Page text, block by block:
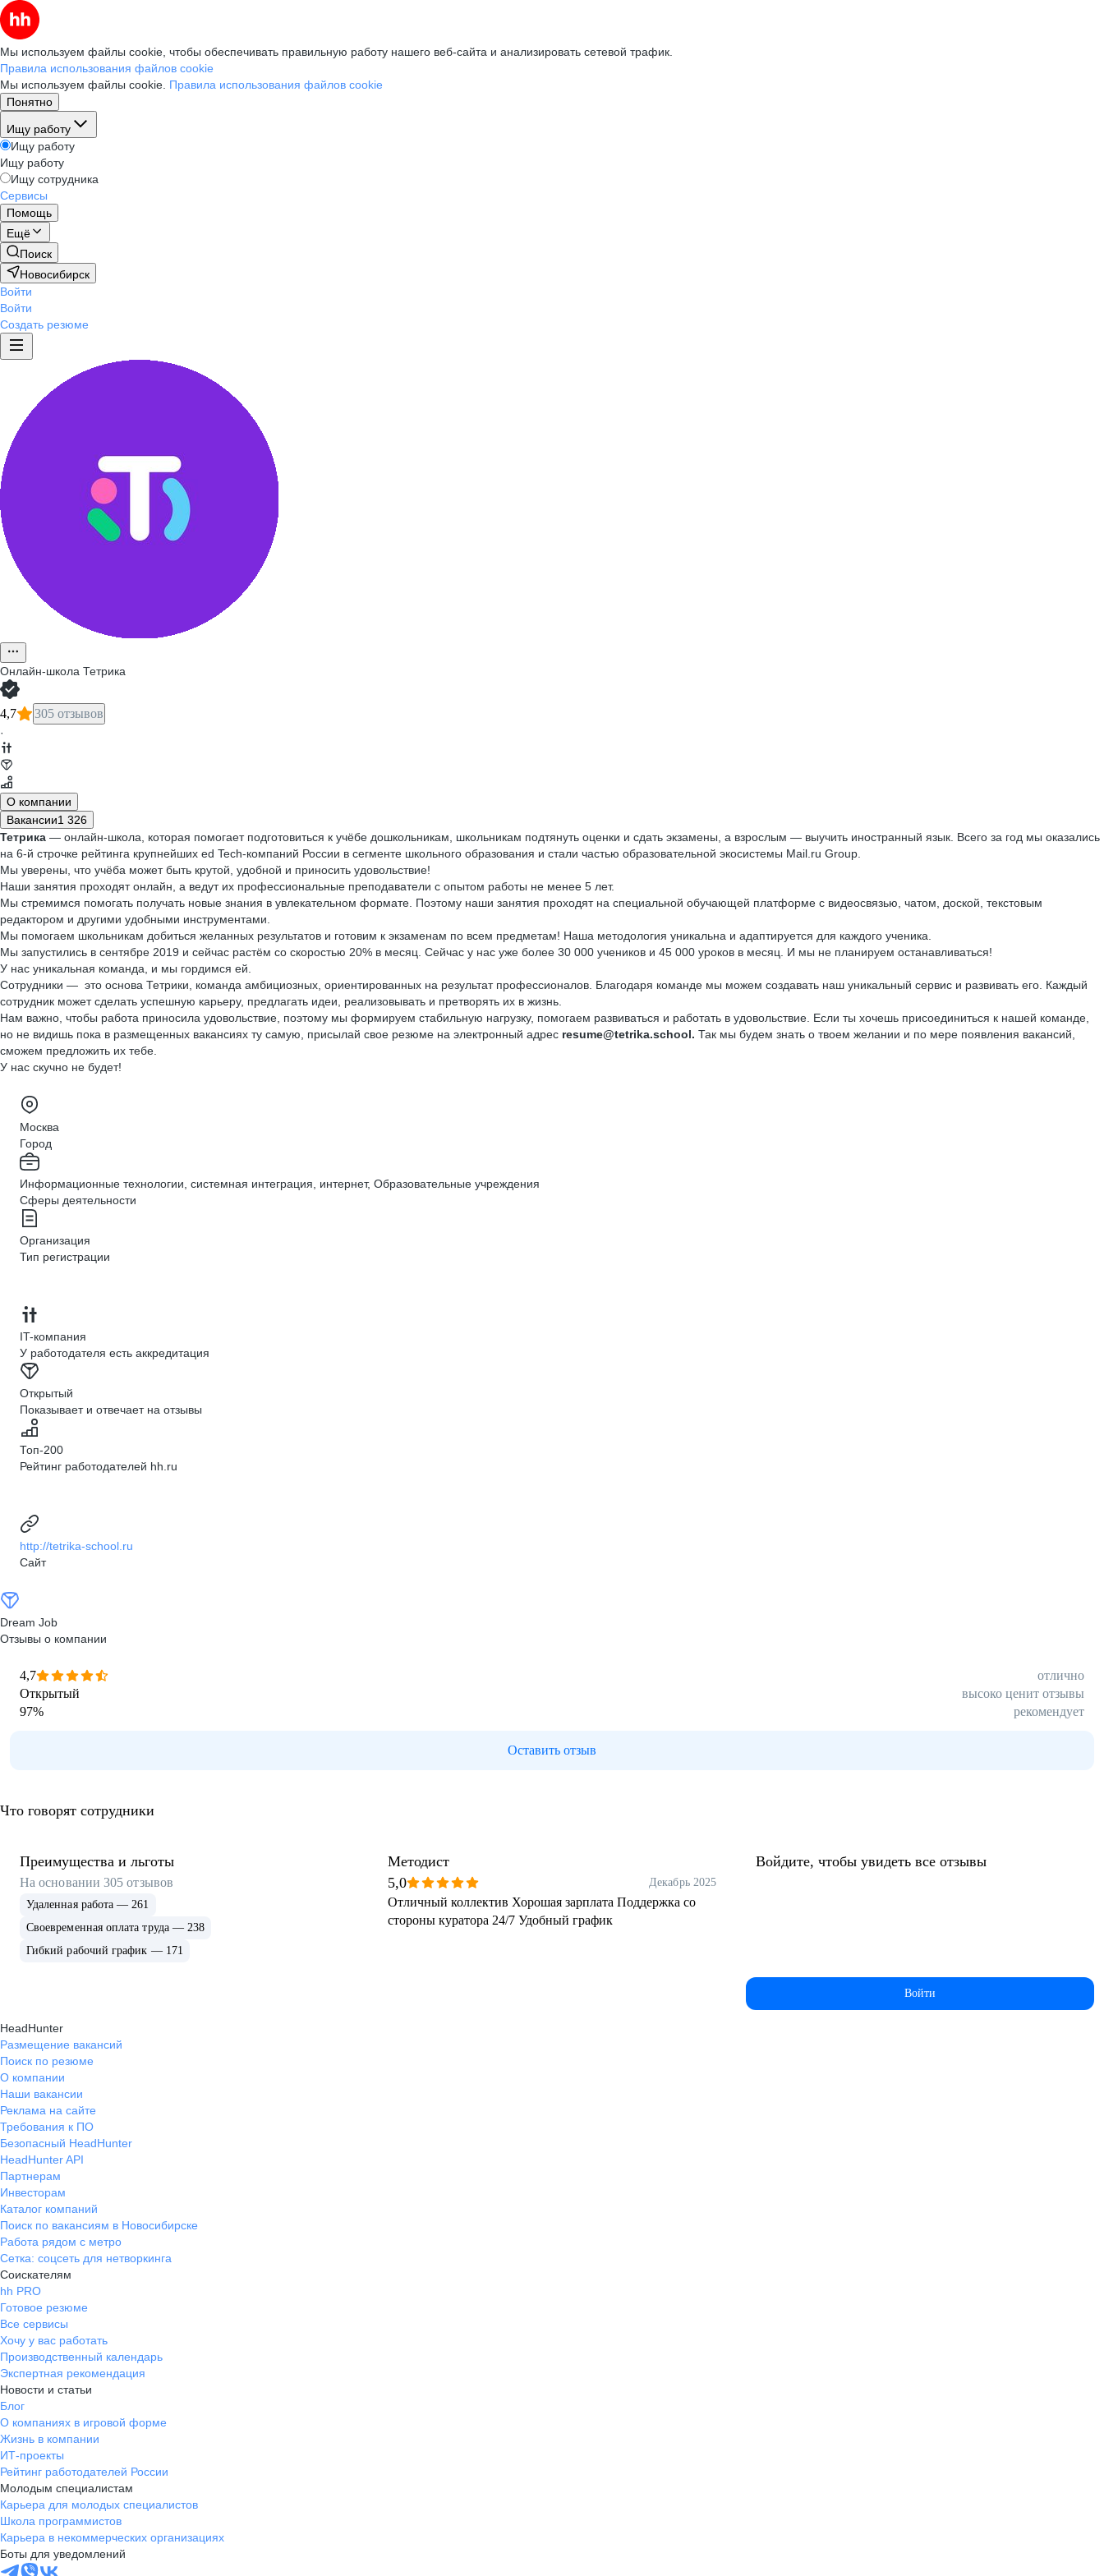
Мы используем файлы cookie, чтобы обеспечивать правильную работу нашего веб-сайта и анализировать сетевой трафик.
Правила использования файлов cookie
Мы используем файлы cookie. Правила использования файлов cookie
Понятно
Ищу работу
Ищу работу
Ищу работу
Ищу сотрудника
Сервисы
Помощь
Ещё
Поиск
Новосибирск
Войти
Войти
Создать резюме
Онлайн-школа Тетрика
4,7 305 отзывов
·
О компании
Вакансии1 326
Тетрика — онлайн-школа, которая помогает подготовиться к учёбе дошкольникам, школьникам подтянуть оценки и сдать экзамены, а взрослым — выучить иностранный язык. Всего за год мы оказались
на 6-й строчке рейтинга крупнейших ed Tech-компаний России в сегменте школьного образования и стали частью образовательной экосистемы Mail.ru Group.
Мы уверены, что учёба может быть крутой, удобной и приносить удовольствие!
Наши занятия проходят онлайн, а ведут их профессиональные преподаватели с опытом работы не менее 5 лет.
Мы стремимся помогать получать новые знания в увлекательном формате. Поэтому наши занятия проходят на специальной обучающей платформе с видеосвязью, чатом, доской, текстовым
редактором и другими удобными инструментами.
Мы помогаем школьникам добиться желанных результатов и готовим к экзаменам по всем предметам! Наша методология уникальна и адаптируется для каждого ученика.
Мы запустились в сентябре 2019 и сейчас растём со скоростью 20% в месяц. Сейчас у нас уже более 30 000 учеников и 45 000 уроков в месяц. И мы не планируем останавливаться!
У нас уникальная команда, и мы гордимся ей.
Сотрудники — это основа Тетрики, команда амбициозных, ориентированных на результат профессионалов. Благодаря команде мы можем создавать наш уникальный сервис и развивать его. Каждый
сотрудник может сделать успешную карьеру, предлагать идеи, реализовывать и претворять их в жизнь.
Нам важно, чтобы работа приносила удовольствие, поэтому мы формируем стабильную нагрузку, помогаем развиваться и работать в удовольствие. Если ты хочешь присоединиться к нашей команде,
но не видишь пока в размещенных вакансиях ту самую, присылай свое резюме на электронный адрес resume@tetrika.school. Так мы будем знать о твоем желании и по мере появления вакансий,
сможем предложить их тебе.
У нас скучно не будет!
Москва
Город
Информационные технологии, системная интеграция, интернет, Образовательные учреждения
Сферы деятельности
Организация
Тип регистрации
IT-компания
У работодателя есть аккредитация
Открытый
Показывает и отвечает на отзывы
Топ-200
Рейтинг работодателей hh.ru
http://tetrika-school.ru
Сайт
Dream Job
Отзывы о компании
4,7
отлично
Открытый
высоко ценит отзывы
97% рекомендует
Оставить отзыв
Что говорят сотрудники
Преимущества и льготы
На основании305 отзывов
Удаленная работа — 261
Своевременная оплата труда — 238
Гибкий рабочий график — 171
Методист
5,0
Декабрь 2025
Отличный коллектив Хорошая зарплата Поддержка со
стороны куратора 24/7 Удобный график
Войдите, чтобы увидеть все отзывы
Войти
HeadHunter
Размещение вакансий
Поиск по резюме
О компании
Наши вакансии
Реклама на сайте
Требования к ПО
Безопасный HeadHunter
HeadHunter API
Партнерам
Инвесторам
Каталог компаний
Поиск по вакансиям в Новосибирске
Работа рядом с метро
Сетка: соцсеть для нетворкинга
Соискателям
hh PRO
Готовое резюме
Все сервисы
Хочу у вас работать
Производственный календарь
Экспертная рекомендация
Новости и статьи
Блог
О компаниях в игровой форме
Жизнь в компании
ИТ-проекты
Рейтинг работодателей России
Молодым специалистам
Карьера для молодых специалистов
Школа программистов
Карьера в некоммерческих организациях
Боты для уведомлений